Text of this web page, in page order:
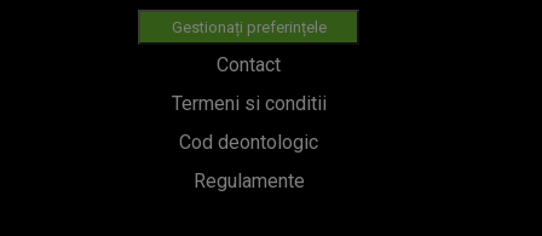
Gestionați preferințele
Contact
Termeni si conditii
Cod deontologic
Regulamente